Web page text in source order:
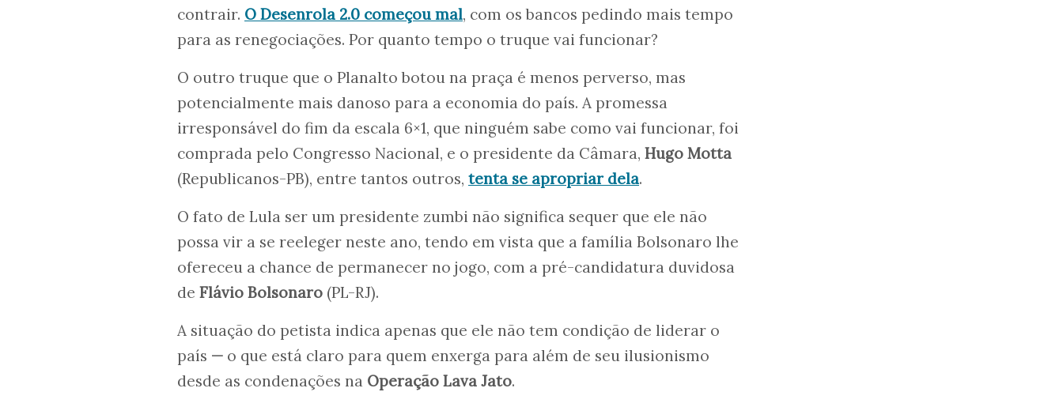
contrair. O Desenrola 2.0 começou mal, com os bancos pedindo mais tempo
para as renegociações. Por quanto tempo o truque vai funcionar?
O outro truque que o Planalto botou na praça é menos perverso, mas
potencialmente mais danoso para a economia do país. A promessa
irresponsável do fim da escala 6×1, que ninguém sabe como vai funcionar, foi
comprada pelo Congresso Nacional, e o presidente da Câmara, Hugo Motta
(Republicanos-PB), entre tantos outros, tenta se apropriar dela.
O fato de Lula ser um presidente zumbi não significa sequer que ele não
possa vir a se reeleger neste ano, tendo em vista que a família Bolsonaro lhe
ofereceu a chance de permanecer no jogo, com a pré-candidatura duvidosa
de Flávio Bolsonaro (PL-RJ).
A situação do petista indica apenas que ele não tem condição de liderar o
país — o que está claro para quem enxerga para além de seu ilusionismo
desde as condenações na Operação Lava Jato.